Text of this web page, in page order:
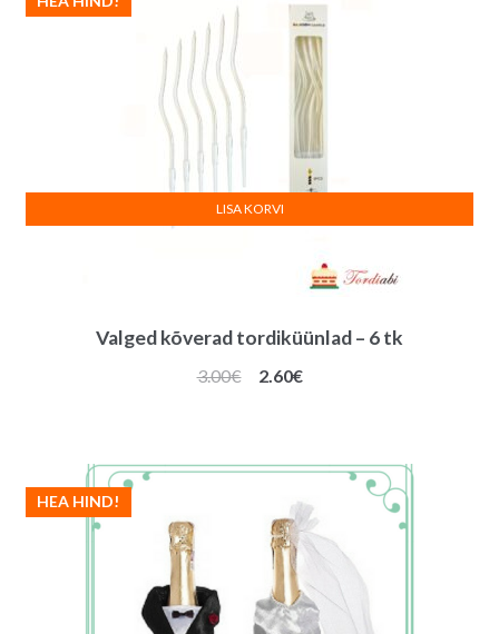
Valged kõverad tordiküünlad – 6 tk
3.00€
Algne
2.60€Praegune
LISA KORVI
HEA HIND!